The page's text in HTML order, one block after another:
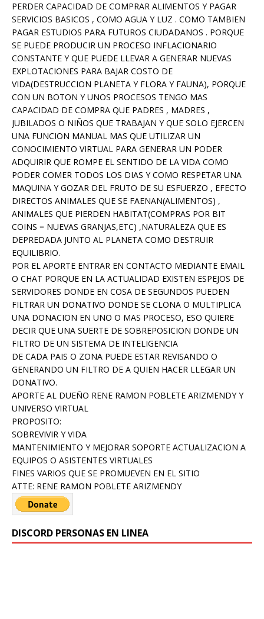
PERDER CAPACIDAD DE COMPRAR ALIMENTOS Y PAGAR
SERVICIOS BASICOS , COMO AGUA Y LUZ . COMO TAMBIEN
PAGAR ESTUDIOS PARA FUTUROS CIUDADANOS . PORQUE
SE PUEDE PRODUCIR UN PROCESO INFLACIONARIO
CONSTANTE Y QUE PUEDE LLEVAR A GENERAR NUEVAS
EXPLOTACIONES PARA BAJAR COSTO DE
VIDA(DESTRUCCION PLANETA Y FLORA Y FAUNA), PORQUE
CON UN BOTON Y UNOS PROCESOS TENGO MAS
CAPACIDAD DE COMPRA QUE PADRES , MADRES ,
JUBILADOS O NIÑOS QUE TRABAJAN Y QUE SOLO EJERCEN
UNA FUNCION MANUAL MAS QUE UTILIZAR UN
CONOCIMIENTO VIRTUAL PARA GENERAR UN PODER
ADQUIRIR QUE ROMPE EL SENTIDO DE LA VIDA COMO
PODER COMER TODOS LOS DIAS Y COMO RESPETAR UNA
MAQUINA Y GOZAR DEL FRUTO DE SU ESFUERZO , EFECTO
DIRECTOS ANIMALES QUE SE FAENAN(ALIMENTOS) ,
ANIMALES QUE PIERDEN HABITAT(COMPRAS POR BIT
COINS = NUEVAS GRANJAS,ETC) ,NATURALEZA QUE ES
DEPREDADA JUNTO AL PLANETA COMO DESTRUIR
EQUILIBRIO.
POR EL APORTE ENTRAR EN CONTACTO MEDIANTE EMAIL
O CHAT PORQUE EN LA ACTUALIDAD EXISTEN ESPEJOS DE
SERVIDORES DONDE EN COSA DE SEGUNDOS PUEDEN
FILTRAR UN DONATIVO DONDE SE CLONA O MULTIPLICA
UNA DONACION EN UNO O MAS PROCESO, ESO QUIERE
DECIR QUE UNA SUERTE DE SOBREPOSICION DONDE UN
FILTRO DE UN SISTEMA DE INTELIGENCIA
DE CADA PAIS O ZONA PUEDE ESTAR REVISANDO O
GENERANDO UN FILTRO DE A QUIEN HACER LLEGAR UN
DONATIVO.
APORTE AL DUEÑO RENE RAMON POBLETE ARIZMENDY Y
UNIVERSO VIRTUAL
PROPOSITO:
SOBREVIVIR Y VIDA
MANTENIMIENTO Y MEJORAR SOPORTE ACTUALIZACION A
EQUIPOS O ASISTENTES VIRTUALES
FINES VARIOS QUE SE PROMUEVEN EN EL SITIO
ATTE: RENE RAMON POBLETE ARIZMENDY
DISCORD PERSONAS EN LINEA